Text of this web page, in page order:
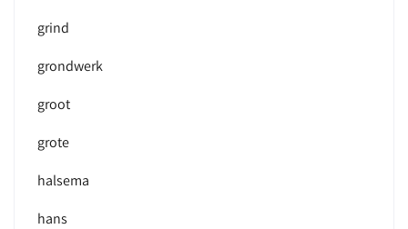
grind
grondwerk
groot
grote
halsema
hans